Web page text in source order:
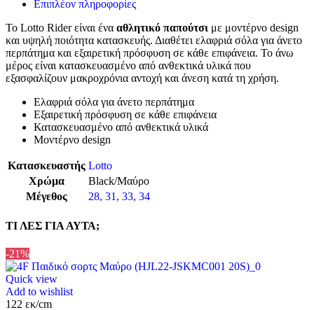
Επιπλέον πληροφορίες
Το Lotto Rider είναι ένα αθλητικό παπούτσι με μοντέρνο design
και υψηλή ποιότητα κατασκευής. Διαθέτει ελαφριά σόλα για άνετο
περπάτημα και εξαιρετική πρόσφυση σε κάθε επιφάνεια. Το άνω
μέρος είναι κατασκευασμένο από ανθεκτικά υλικά που
εξασφαλίζουν μακροχρόνια αντοχή και άνεση κατά τη χρήση.
Ελαφριά σόλα για άνετο περπάτημα
Εξαιρετική πρόσφυση σε κάθε επιφάνεια
Κατασκευασμένο από ανθεκτικά υλικά
Μοντέρνο design
Κατασκευαστής Lotto
Χρώμα
Black/Μαύρο
Μέγεθος
28, 31 , 33, 34
ΤΙ ΛΕΣ ΓΙΑ ΑΥΤΑ;
-21%
Quick view
Add to wishlist
122 εκ/cm